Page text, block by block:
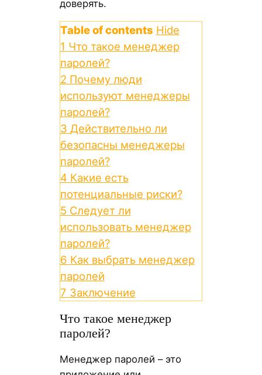
доверять.
Table of contents Hide
1 Что такое менеджер
паролей?
2 Почему люди
используют менеджеры
паролей?
3 Действительно ли
безопасны менеджеры
паролей?
4 Какие есть
потенциальные риски?
5 Следует ли
использовать менеджер
паролей?
6 Как выбрать менеджер
паролей
7 Заключение
Что такое менеджер
паролей?
Менеджер паролей – это